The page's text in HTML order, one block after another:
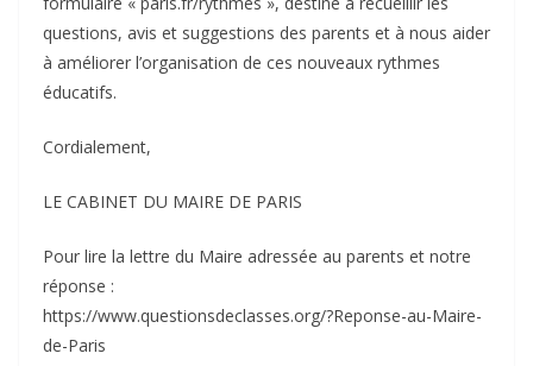
questions, avis et suggestions des parents et à nous aider
à améliorer l’organisation de ces nouveaux rythmes
éducatifs.
Cordialement,
LE CABINET DU MAIRE DE PARIS
Pour lire la lettre du Maire adressée au parents et notre
réponse :
https://www.questionsdeclasses.org/?Reponse-au-Maire-
de-Paris